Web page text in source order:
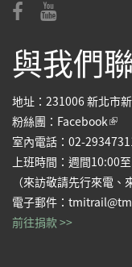
與我們
地址：231006 新北市
粉絲團： Facebook
室內電話：02-
上班時間：週間10:00
（來訪敬請先行來電、
電子郵件：
前往捐款 >>